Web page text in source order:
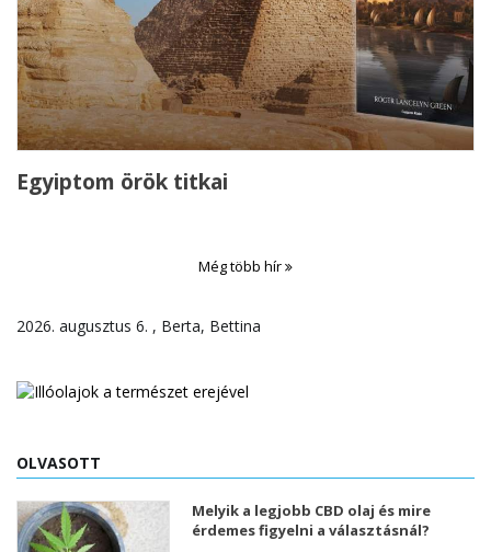
Egyiptom örök titkai
Még több hír
2026. augusztus 6. , Berta, Bettina
OLVASOTT
Melyik a legjobb CBD olaj és mire
érdemes figyelni a választásnál?